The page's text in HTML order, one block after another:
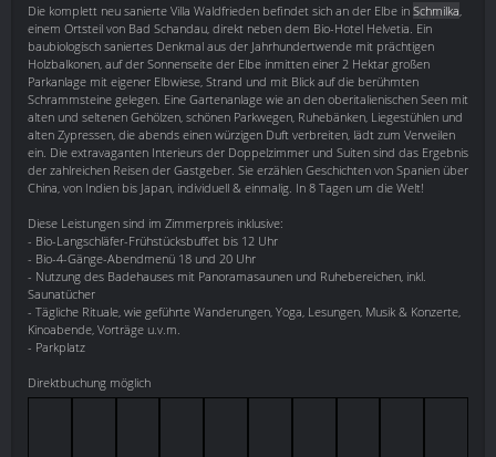
Die komplett neu sanierte Villa Waldfrieden befindet sich an der Elbe in Schmilka
einem Ortsteil von Bad Schandau, direkt neben dem Bio-Hotel Helvetia. Ein
baubiologisch saniertes Denkmal aus der Jahrhundertwende mit prächtigen
Holzbalkonen, auf der Sonnenseite der Elbe inmitten einer 2 Hektar großen
Parkanlage mit eigener Elbwiese, Strand und mit Blick auf die berühmten
Schrammsteine gelegen. Eine Gartenanlage wie an den oberitalienischen Seen mit
alten und seltenen Gehölzen, schönen Parkwegen, Ruhebänken, Liegestühlen und
alten Zypressen, die abends einen würzigen Duft verbreiten, lädt zum Verweilen
ein. Die extravaganten Interieurs der Doppelzimmer und Suiten sind das Ergebnis
der zahlreichen Reisen der Gastgeber. Sie erzählen Geschichten von Spanien über
China, von Indien bis Japan, individuell & einmalig. In 8 Tagen um die Welt!
Diese Leistungen sind im Zimmerpreis inklusive:
- Bio-Langschläfer-Frühstücksbuffet bis 12 Uhr
- Bio-4-Gänge-Abendmenü 18 und 20 Uhr
- Nutzung des Badehauses mit Panoramasaunen und Ruhebereichen, inkl.
Saunatücher
- Tägliche Rituale, wie geführte Wanderungen, Yoga, Lesungen, Musik & Konzerte,
Kinoabende, Vorträge u.v.m.
- Parkplatz
Direktbuchung möglich